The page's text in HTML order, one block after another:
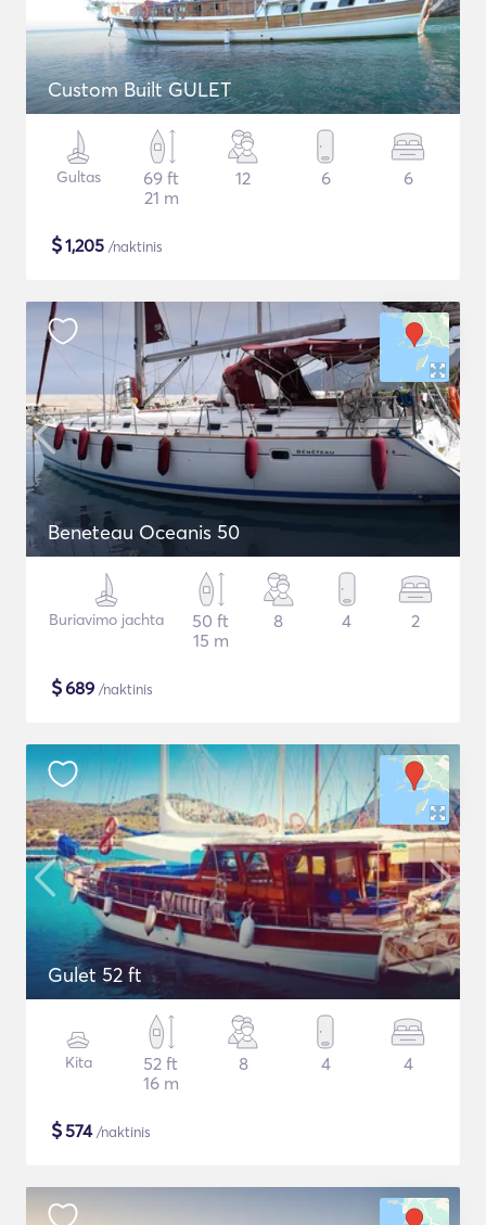
Custom Built GULET
Gultas
69 ft
21 m
12 6 6
$1,205 /naktinis
Beneteau Oceanis 50
Buriavimo jachta
50 ft
15 m
8 4 2
$689 /naktinis
Gulet 52 ft
Kita
52 ft
16 m
8 4 4
$574/naktinis